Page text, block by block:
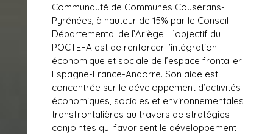
Communauté de Communes Couserans-
Pyrénées, à hauteur de 15% par le Conseil
Départemental de l’Ariège. L’objectif du
POCTEFA est de renforcer l’intégration
économique et sociale de l’espace frontalier
Espagne-France-Andorre. Son aide est
concentrée sur le développement d’activités
économiques, sociales et environnementales
transfrontalières au travers de stratégies
conjointes qui favorisent le développement